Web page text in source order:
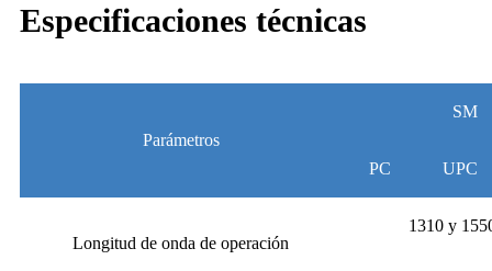
Especificaciones técnicas
Parámetros
SM
PC UPC
Longitud de onda de operación
1310 y